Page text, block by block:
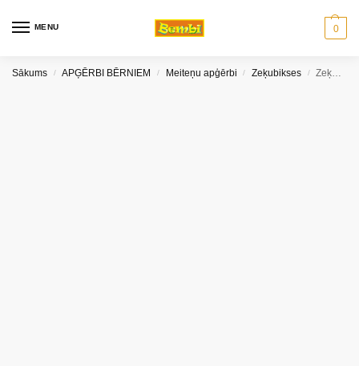
MENU 0
Sākums / APĢĒRBI BĒRNIEM / Meiteņu apģērbi / Zeķubikses / Zeķubikses Cookies Knittex